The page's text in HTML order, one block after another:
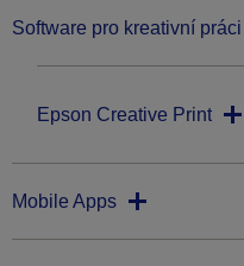
Software pro kreativní práci
Epson Creative Print
Mobile Apps